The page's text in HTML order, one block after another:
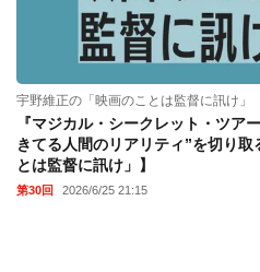
宇野維正の「映画のことは監督に訊け」
『マジカル・シークレット・ツア
きてる人間のリアリティ”を切り
とは監督に訊け」】
第30回 2026/6/25 21:15